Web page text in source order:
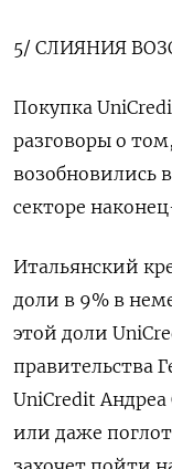
5/ СЛИЯНИЯ
Покупка
разговоры о
возобновились
секторе
Итальянский
доли в 9% в
этой доли
правительства
UniCredit
или даже